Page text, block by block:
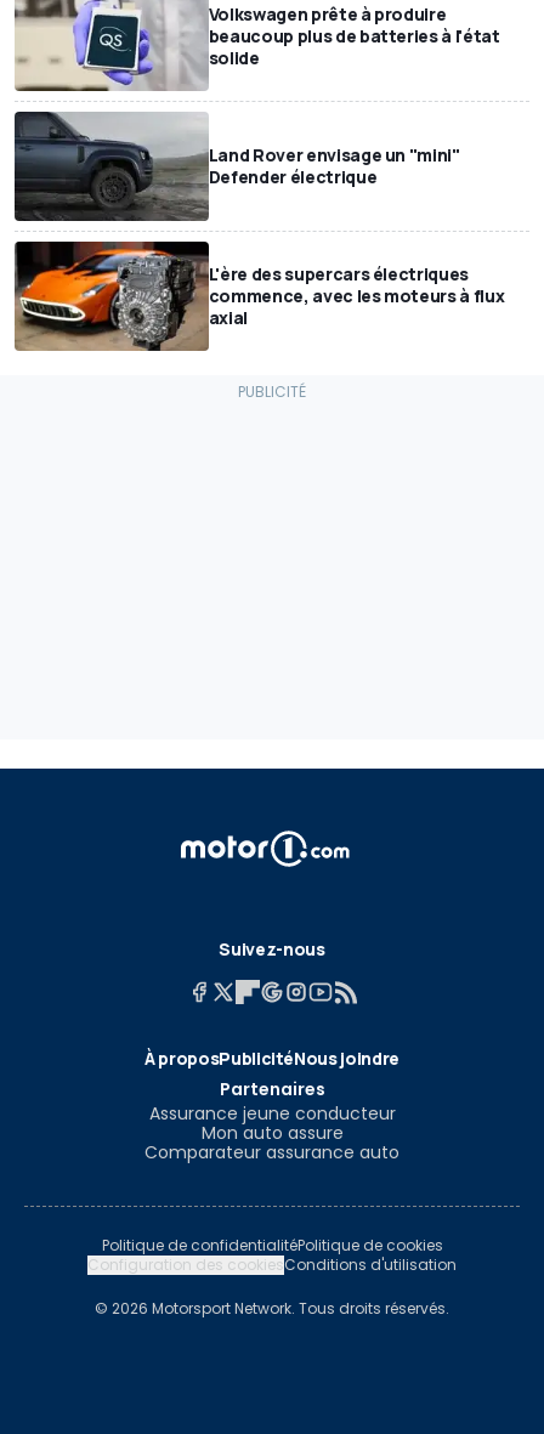
Volkswagen prête à produire
beaucoup plus de batteries à l'état
solide
Land Rover envisage un "mini"
Defender électrique
L'ère des supercars électriques
commence, avec les moteurs à flux
axial
Suivez-nous
À proposPublicitéNous joindre
Partenaires
Assurance jeune conducteur
Mon auto assure
Comparateur assurance auto
Politique de confidentialitéPolitique de cookies
Configuration des cookiesConditions d'utilisation
© 2026 Motorsport Network. Tous droits réservés.